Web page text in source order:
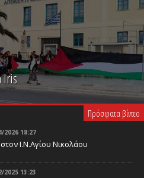
Iris
Πρόσφατα βίντεο
2026 18:27
Ι.Ν.Αγίου Νικολάου
2025 13:23